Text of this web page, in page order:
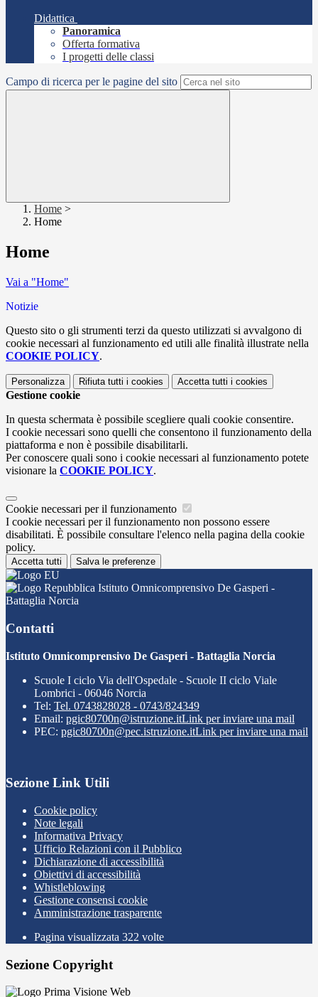
Didattica
Panoramica
Offerta formativa
I progetti delle classi
Campo di ricerca per le pagine del sito
Home >
Home
Home
Vai a "Home"
Notizie
Questo sito o gli strumenti terzi da questo utilizzati si avvalgono di
cookie necessari al funzionamento ed utili alle finalità illustrate nella
COOKIE POLICY.
Personalizza Rifiuta tutti i cookies Accetta tutti i cookies
Gestione cookie
In questa schermata è possibile scegliere quali cookie consentire.
I cookie necessari sono quelli che consentono il funzionamento della
piattaforma e non è possibile disabilitarli.
Per conoscere quali sono i cookie necessari al funzionamento potete
visionare la COOKIE POLICY.
Cookie necessari per il funzionamento
I cookie necessari per il funzionamento non possono essere
disabilitati. È possibile consultare l'elenco nella pagina della cookie
policy.
Accetta tutti Salva le preferenze
Istituto Omnicomprensivo De Gasperi -
Battaglia Norcia
Contatti
Istituto Omnicomprensivo De Gasperi - Battaglia Norcia
Scuole I ciclo Via dell'Ospedale - Scuole II ciclo Viale
Lombrici - 06046 Norcia
Tel: Tel. 0743828028 - 0743/824349
Email: pgic80700n@istruzione.itLink per inviare una mail
PEC: pgic80700n@pec.istruzione.itLink per inviare una mail
Sezione Link Utili
Cookie policy
Note legali
Informativa Privacy
Ufficio Relazioni con il Pubblico
Dichiarazione di accessibilità
Obiettivi di accessibilità
Whistleblowing
Gestione consensi cookie
Amministrazione trasparente
Pagina visualizzata 322 volte
Sezione Copyright